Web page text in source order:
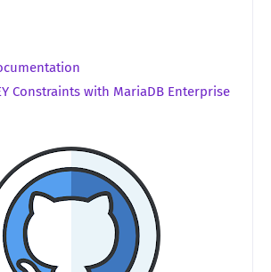
Constraints with MariaDB Enterprise